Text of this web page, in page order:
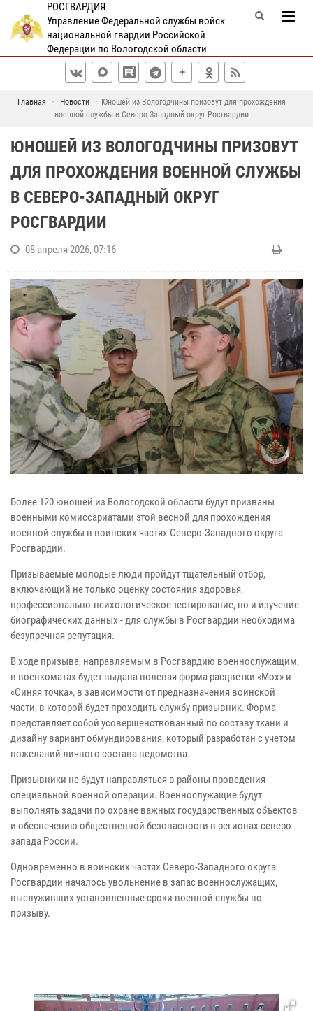
РОСГВАРДИЯ
Управление Федеральной службы войск
национальной гвардии Российской
Федерации по Вологодской области
Главная Новости
Юношей из Вологодчины призовут для прохождения
военной службы в Северо-Западный округ Росгвардии
ЮНОШЕЙ ИЗ ВОЛОГОДЧИНЫ ПРИЗОВУТ
ДЛЯ ПРОХОЖДЕНИЯ ВОЕННОЙ СЛУЖБЫ
В СЕВЕРО-ЗАПАДНЫЙ ОКРУГ
РОСГВАРДИИ
08 апреля 2026, 07:16
Более 120 юношей из Вологодской области будут призваны
военными комиссариатами этой весной для прохождения
военной службы в воинских частях Северо-Западного округа
Росгвардии.
Призываемые молодые люди пройдут тщательный отбор,
включающий не только оценку состояния здоровья,
профессионально-психологическое тестирование, но и изучение
биографических данных - для службы в Росгвардии необходима
безупречная репутация.
В ходе призыва, направляемым в Росгвардию военнослужащим,
в военкоматах будет выдана полевая форма расцветки «Мох» и
«Синяя точка», в зависимости от предназначения воинской
части, в которой будет проходить службу призывник. Форма
представляет собой усовершенствованный по составу ткани и
дизайну вариант обмундирования, который разработан с учетом
пожеланий личного состава ведомства.
Призывники не будут направляться в районы проведения
специальной военной операции. Военнослужащие будут
выполнять задачи по охране важных государственных объектов
и обеспечению общественной безопасности в регионах северо-
запада России.
Одновременно в воинских частях Северо-Западного округа
Росгвардии началось увольнение в запас военнослужащих,
выслуживших установленные сроки военной службы по
призыву.